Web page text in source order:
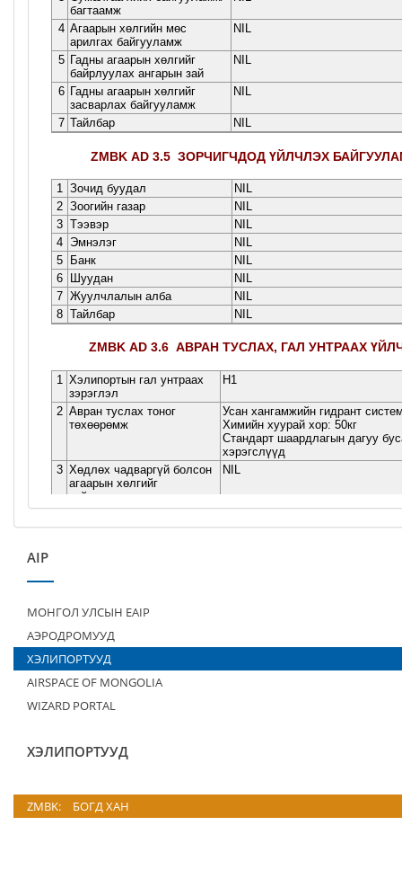
AIP
МОНГОЛ УЛСЫН EAIP
АЭРОДРОМУУД
ХЭЛИПОРТУУД
AIRSPACE OF MONGOLIA
WIZARD PORTAL
ХЭЛИПОРТУУД
ZMBK: БОГД ХАН